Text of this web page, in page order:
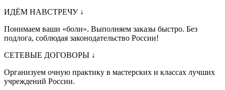
ИДЁМ НАВСТРЕЧУ ↓
Понимаем ваши «боли». Выполняем заказы быстро. Без
подлога, соблюдая законодательство России!
СЕТЕВЫЕ ДОГОВОРЫ ↓
Организуем очную практику в мастерских и классах лучших
учреждений России.